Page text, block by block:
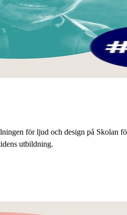
för ljud och design på Skolan
utbildning.